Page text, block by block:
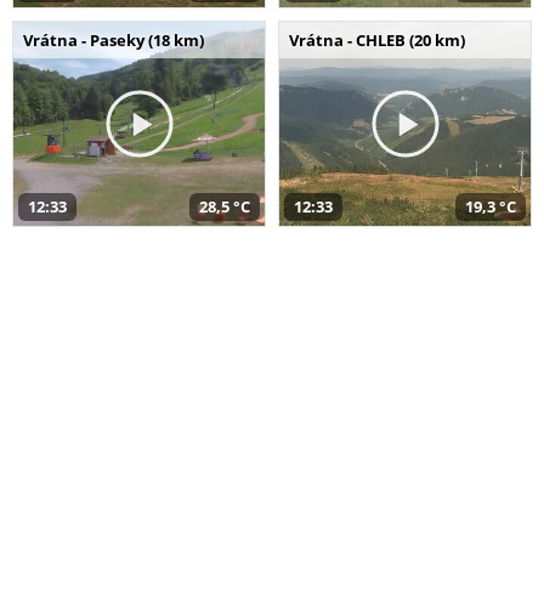
Vrátna - Paseky (18 km)
12:33 28,5 °C
Vrátna - CHLEB (20 km)
12:33 19,3 °C